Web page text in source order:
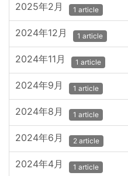
2025年2月 1 article
2024年12月 1 article
2024年11月 1 article
2024年9月 1 article
2024年8月 1 article
2024年6月 2 article
2024年4月 1 article